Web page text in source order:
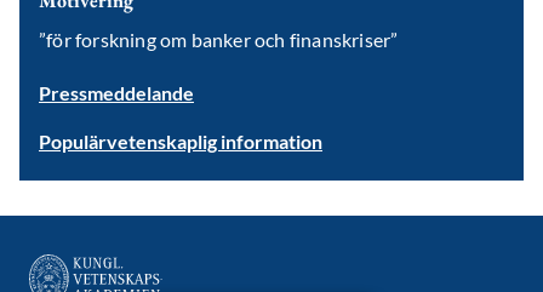
”för forskning om banker och finanskriser”
Pressmeddelande
Populärvetenskaplig information